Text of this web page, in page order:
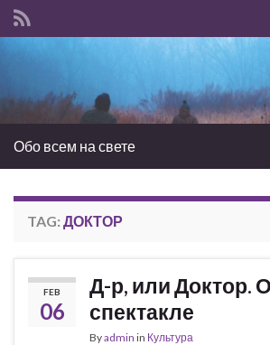
Обо всем на свете
TAG: ДОКТОР
FEB
06
Д-р, или Доктор.
спектакле
Byadmin in Культура